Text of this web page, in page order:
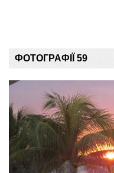
ФОТОГРАФІЇ 59